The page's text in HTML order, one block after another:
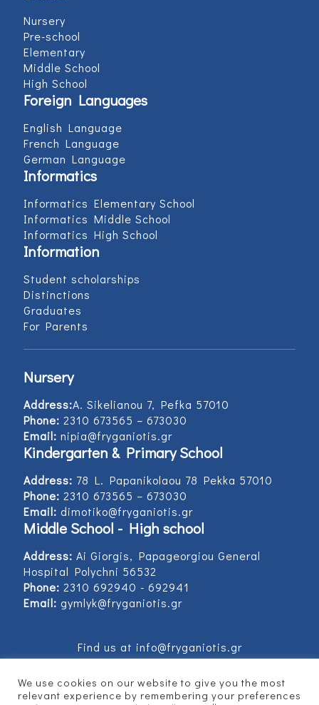
Nursery
Pre-school
Elementary
Middle School
High School
Foreign Languages
English Language
French Language
German Language
Informatics
Informatics Elementary School
Informatics Middle School
Informatics High School
Information
Student scholarships
Distinctions
Graduates
For Parents
Nursery
Address:Α. Sikelianou 7, Pefka 57010
Phone: 2310 673565 – 673030
Email: nipia@fryganiotis.gr
Kindergarten & Primary School
Address: 78 L. Papanikolaou 78 Pekka 57010
Phone: 2310 673565 – 673030
Email: dimotiko@fryganiotis.gr
Middle School - High school
Address: Ai Giorgis, Papageorgiou General
Hospital Polychni 56532
Phone: 2310 692940 - 692941
Email: gymlyk@fryganiotis.gr
Find us at info@fryganiotis.gr
We use cookies on our website to give you the most
relevant experience by remembering your preferences